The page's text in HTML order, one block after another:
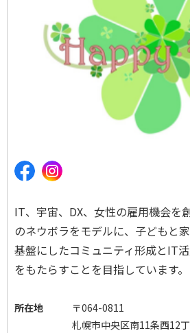
IT、宇宙、DX、女性の雇用機会を
のネウボラをモデルに、子どもと
基盤にしたコミュニティ形成とIT
をもたらすことを目指しています。
所在地
〒064-0811
札幌市中央区南11条西12